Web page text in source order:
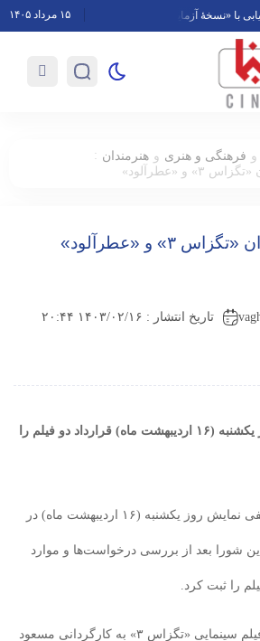
«نسخهٔ آزمایشی» به تلویزیون محمد حقیقی
۱۵ مرداد ۱۴۰۵
و فرهنگی و هنری و هنرمندان :
و «عطرآلود»
۳» و «عطرآلود»
تاریخ انتشار : ۱۴۰۳/۰۲/۱۶ ۲۰:۴۴
شورای صنفی نمایش روز یکشنبه (۱۶ اردیبهشت ماه) قرارداد دو فیلم را
پنجمین جلسه شورای صنفی نمایش روز یکشنبه (۱۶ اردیبهشت ماه) در
شورا بعد از بررسی درخواست‌ها و موارد
را ثبت کرد.
به این ترتیب قرار است فیلم سینمایی «تگزاس ۳» به کارگردانی مسعود